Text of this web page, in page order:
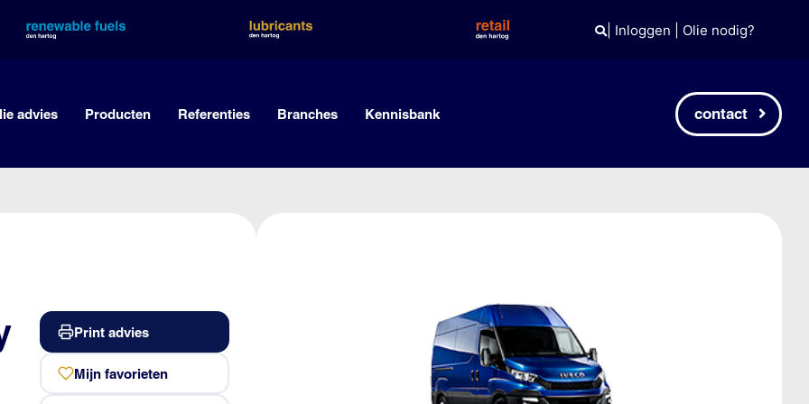
| Inloggen Olie nodig?
advies Producten Referenties Branches Kennisbank contact
Print advies
Mijn favorieten